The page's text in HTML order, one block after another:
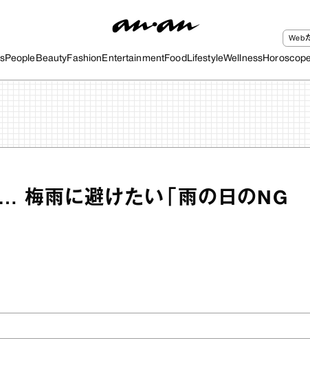
People BeautyFashion EntertainmentFood LifestyleWellness
Web
梅雨に避けたい「雨の日のNG